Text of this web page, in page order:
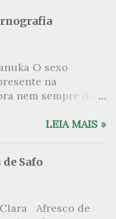
O sexo
na
nem sempre de
em sua própria
por revelar
o lado
de livros
LEIA MAIS »
Safo
Afresco de